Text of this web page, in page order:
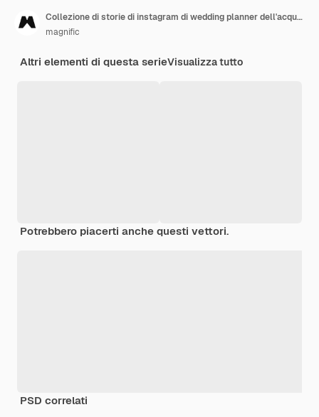
Collezione di storie di instagram di wedding planner dell'acquerello
magnific
Altri elementi di questa serieVisualizza tutto
Potrebbero piacerti anche questi vettori.
PSD correlati